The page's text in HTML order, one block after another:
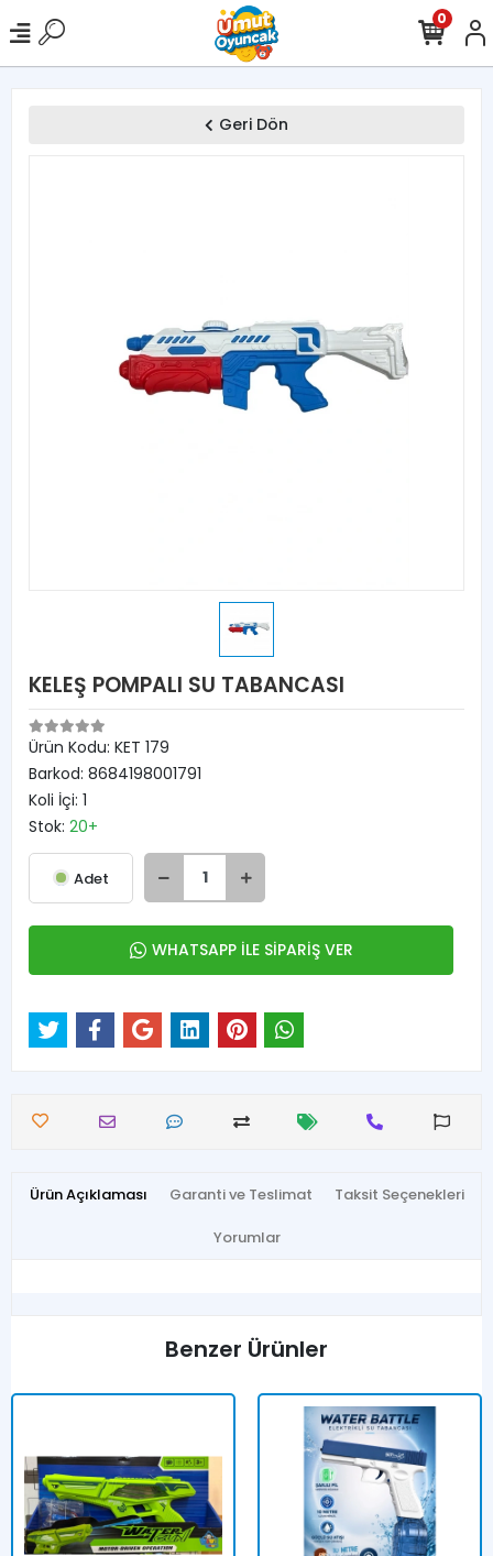
0
Geri Dön
KELEŞ POMPALI SU TABANCASI
Ürün Kodu: KET 179
Barkod: 8684198001791
Koli İçi: 1
Stok: 20+
Adet
WHATSAPP İLE SİPARİŞ VER
Ürün Açıklaması Garanti ve Teslimat Taksit Seçenekleri
Yorumlar
Benzer Ürünler